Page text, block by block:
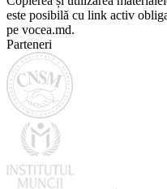
este posibilă cu link activ
pe vocea.md.
Parteneri